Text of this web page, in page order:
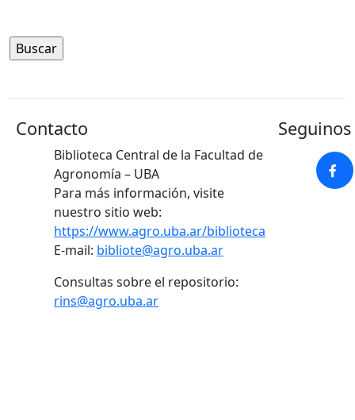
Contacto
Biblioteca Central de la Facultad de
Agronomía – UBA
Para más información, visite
nuestro sitio web:
https://www.agro.uba.ar/biblioteca
E-mail: bibliote@agro.uba.ar
Consultas sobre el repositorio:
rins@agro.uba.ar